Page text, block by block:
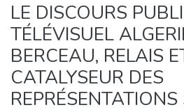
LE DISCOURS
TÉLÉVISUEL
BERCEAU, RELAIS
CATALYSEUR DES